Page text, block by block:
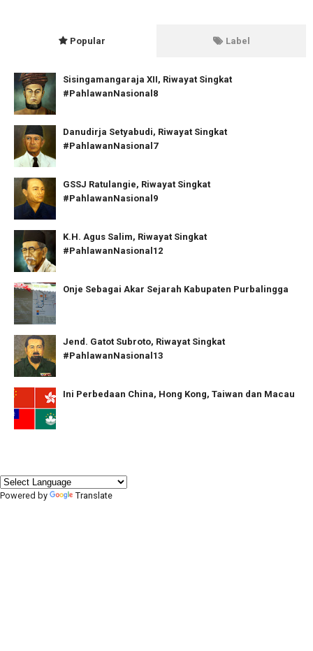
Popular Label
Sisingamangaraja XII, Riwayat Singkat
#PahlawanNasional8
Danudirja Setyabudi, Riwayat Singkat
#PahlawanNasional7
GSSJ Ratulangie, Riwayat Singkat
#PahlawanNasional9
K.H. Agus Salim, Riwayat Singkat
#PahlawanNasional12
Onje Sebagai Akar Sejarah Kabupaten Purbalingga
Jend. Gatot Subroto, Riwayat Singkat
#PahlawanNasional13
Ini Perbedaan China, Hong Kong, Taiwan dan Macau
Powered by Translate